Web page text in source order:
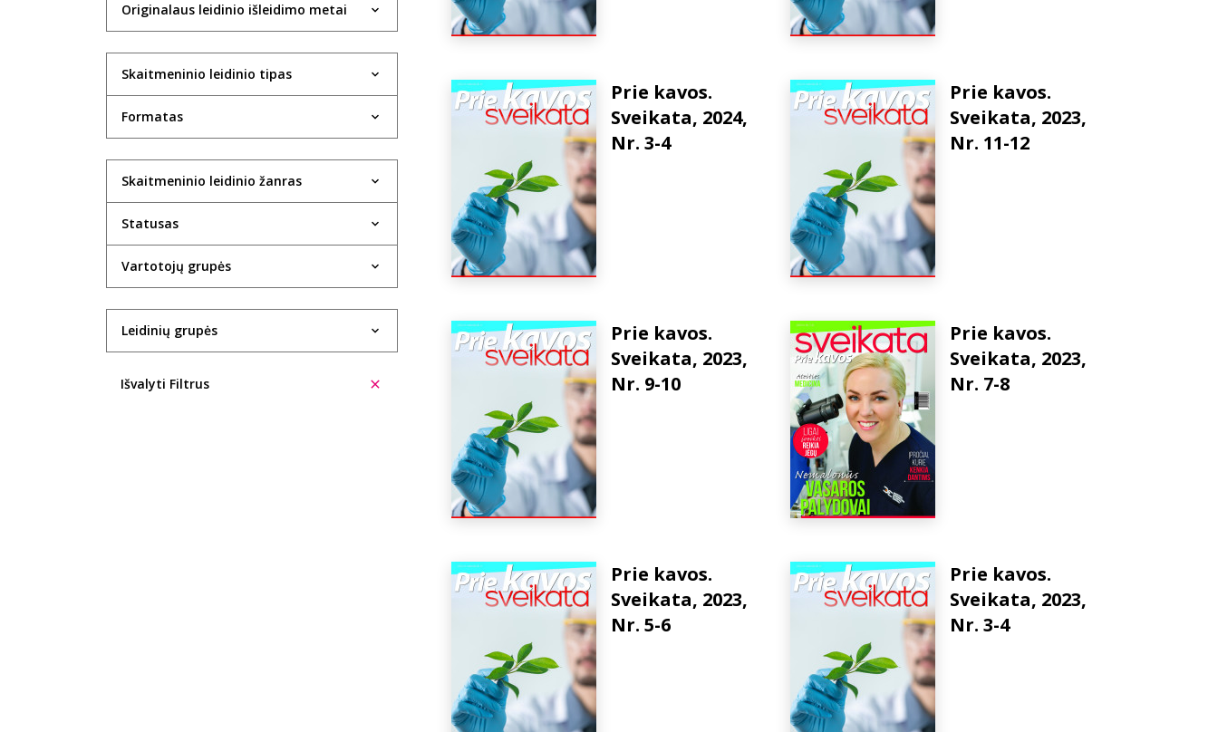
Originalaus leidinio išleidimo metai
Skaitmeninio leidinio tipas
Formatas
Skaitmeninio leidinio žanras
Statusas
Vartotojų grupės
Leidinių grupės
Išvalyti Filtrus
Prie kavos.
Sveikata, 2024,
Nr. 3-4
Prie kavos.
Sveikata, 2023,
Nr. 11-12
Prie kavos.
Sveikata, 2023,
Nr. 9-10
Prie kavos.
Sveikata, 2023,
Nr. 7-8
Prie kavos.
Sveikata, 2023,
Nr. 5-6
Prie kavos.
Sveikata, 2023,
Nr. 3-4